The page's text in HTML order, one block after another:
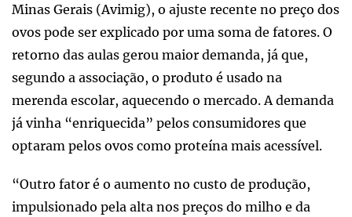
Minas Gerais (Avimig), o ajuste recente no preço dos
ovos pode ser explicado por uma soma de fatores. O
retorno das aulas gerou maior demanda, já que,
segundo a associação, o produto é usado na
merenda escolar, aquecendo o mercado. A demanda
já vinha “enriquecida” pelos consumidores que
optaram pelos ovos como proteína mais acessível.
“Outro fator é o aumento no custo de produção,
impulsionado pela alta nos preços do milho e da